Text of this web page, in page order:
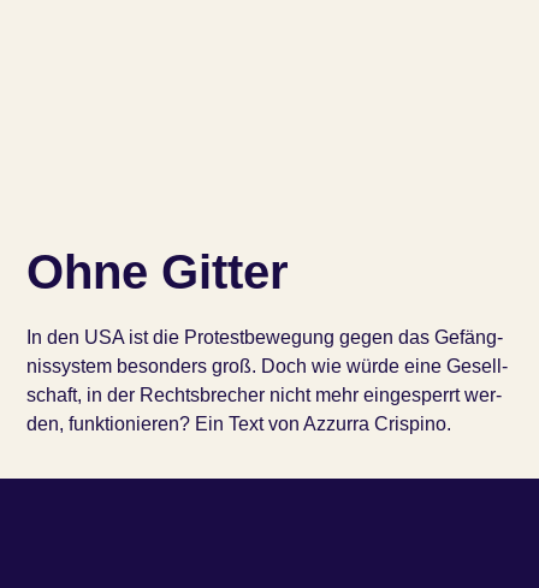
Ohne Git­ter
In den USA ist die Pro­test­be­we­gung gegen das Gefäng­
nis­sys­tem beson­ders groß. Doch wie wür­de eine Gesell­
schaft, in der Rechts­bre­cher nicht mehr ein­ge­sperrt wer­
den, funktionieren? Ein Text von Azzurra Crispino.